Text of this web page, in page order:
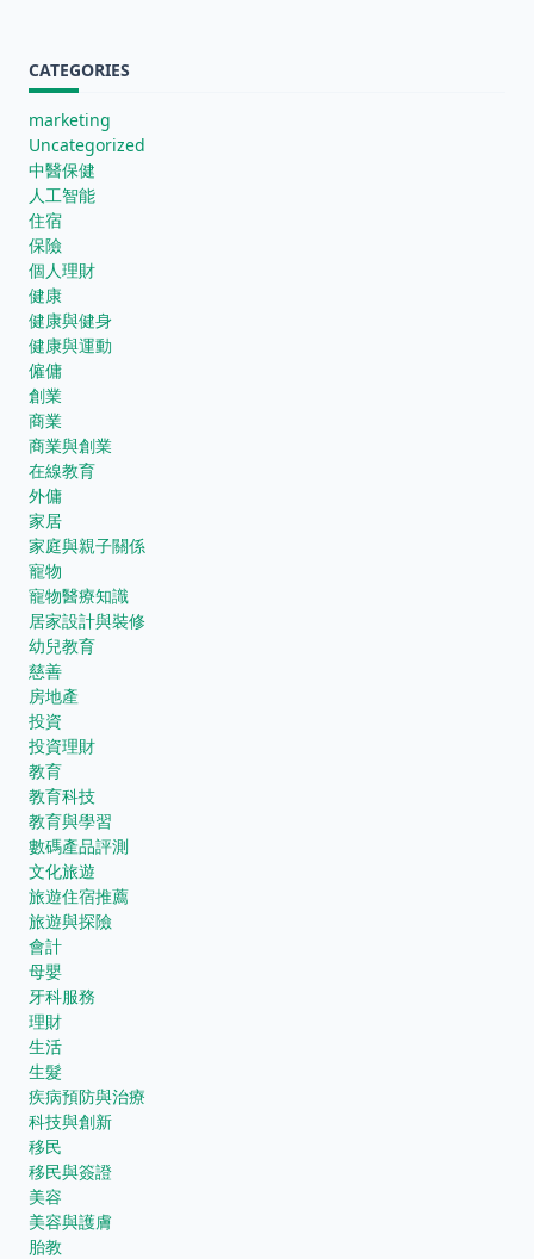
CATEGORIES
marketing
Uncategorized
中醫保健
人工智能
住宿
保險
個人理財
健康
健康與健身
健康與運動
僱傭
創業
商業
商業與創業
在線教育
外傭
家居
家庭與親子關係
寵物
寵物醫療知識
居家設計與裝修
幼兒教育
慈善
房地產
投資
投資理財
教育
教育科技
教育與學習
數碼產品評測
文化旅遊
旅遊住宿推薦
旅遊與探險
會計
母嬰
牙科服務
理財
生活
生髮
疾病預防與治療
科技與創新
移民
移民與簽證
美容
美容與護膚
胎教